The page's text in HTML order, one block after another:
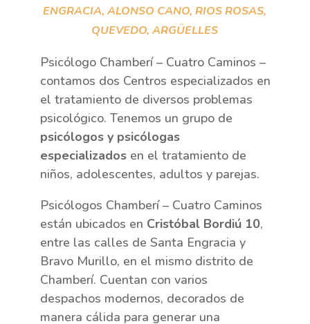
ENGRACIA, ALONSO CANO, RIOS ROSAS,
QUEVEDO, ARGÜELLES
Psicólogo Chamberí – Cuatro Caminos –
contamos dos Centros especializados en
el tratamiento de diversos problemas
psicológico. Tenemos un grupo de
psicólogos y psicólogas
especializadosen el tratamiento de
niños, adolescentes, adultos y parejas.
Psicólogos Chamberí – Cuatro Caminos
están ubicados en Cristóbal Bordiú 10,
entre las calles de Santa Engracia y
Bravo Murillo, en el mismo distrito de
Chamberí. Cuentan con varios
despachos modernos, decorados de
manera cálida para generar una